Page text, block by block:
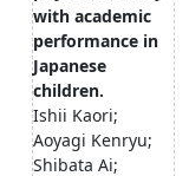
with academic
performance in
Japanese
children.
Ishii Kaori;
Aoyagi Kenryu;
Shibata Ai;